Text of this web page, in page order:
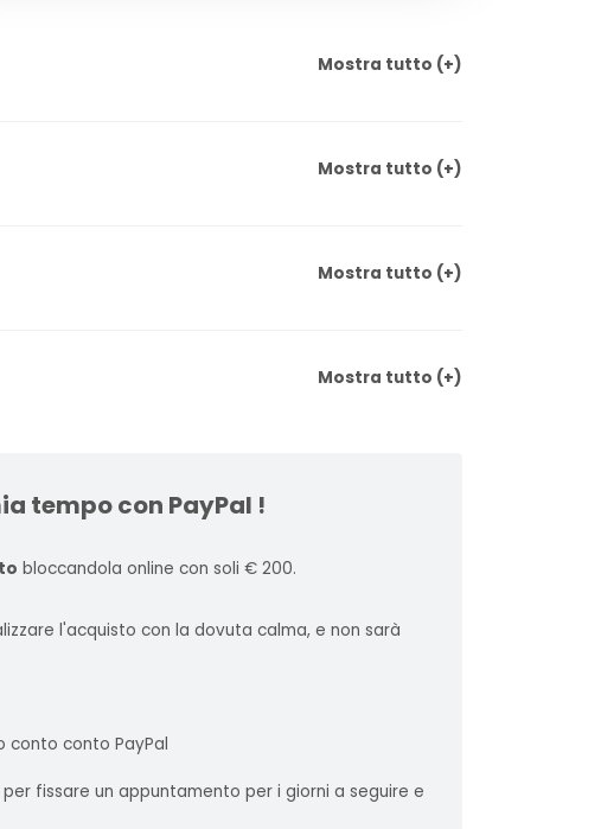
Mostra tutto (+)
Mostra tutto (+)
Mostra tutto (+)
Mostra tutto (+)
tempo con PayPal !
bloccandola online con soli € 200.
l'acquisto con la dovuta calma, e non sarà
conto conto PayPal
fissare un appuntamento per i giorni a seguire e